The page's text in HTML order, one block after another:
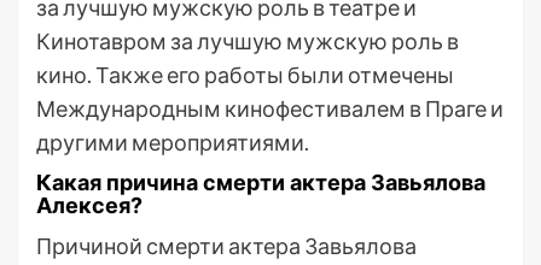
за лучшую мужскую роль в театре и
Кинотавром за лучшую мужскую роль в
кино. Также его работы были отмечены
Международным кинофестивалем в Праге и
другими мероприятиями.
Какая причина смерти актера Завьялова
Алексея?
Причиной смерти актера Завьялова